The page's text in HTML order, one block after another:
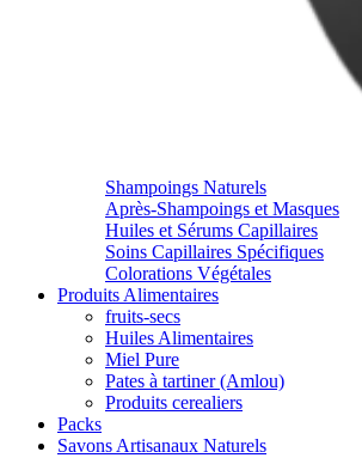
Shampoings Naturels
Après-Shampoings et Masques
Huiles et Sérums Capillaires
Soins Capillaires Spécifiques
Colorations Végétales
Produits Alimentaires
fruits-secs
Huiles Alimentaires
Miel Pure
Pates à tartiner (Amlou)
Produits cerealiers
Packs
Savons Artisanaux Naturels